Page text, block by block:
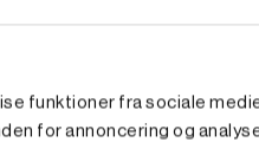
funktioner fra sociale
for annoncering og